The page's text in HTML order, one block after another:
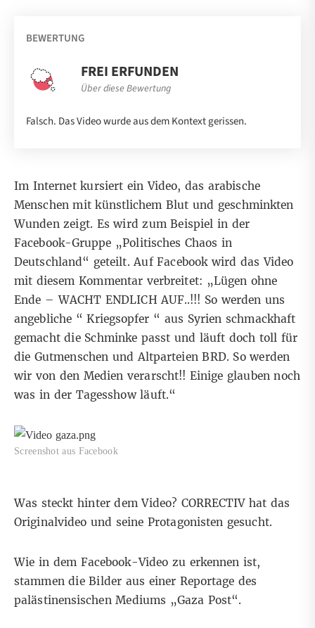
BEWERTUNG
FREI ERFUNDEN
Über diese Bewertung
Falsch. Das Video wurde aus dem Kontext gerissen.
Im Internet kursiert ein Video, das arabische
Menschen mit künstlichem Blut und geschminkten
Wunden zeigt. Es wird zum Beispiel in der
Facebook-Gruppe „Politisches Chaos in
Deutschland“ geteilt. Auf Facebook wird das Video
mit diesem Kommentar verbreitet: „Lügen ohne
Ende – WACHT ENDLICH AUF..!!! So werden uns
angebliche “ Kriegsopfer “ aus Syrien schmackhaft
gemacht die Schminke passt und läuft doch toll für
die Gutmenschen und Altparteien BRD. So werden
wir von den Medien verarscht!! Einige glauben noch
was in der Tagesshow läuft.“
Screenshot aus Facebook
Was steckt hinter dem Video? CORRECTIV hat das
Originalvideo und seine Protagonisten gesucht.
Wie in dem Facebook-Video zu erkennen ist,
stammen die Bilder aus einer Reportage des
palästinensischen Mediums „Gaza Post“.